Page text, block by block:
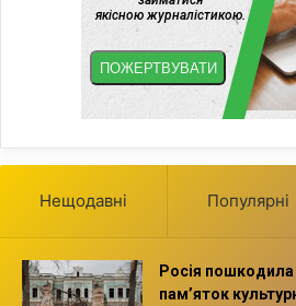
Нещодавні Популярні
Росія пошкодила
пам’яток